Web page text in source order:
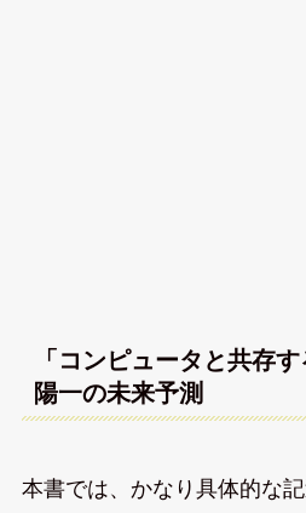
「コンピュータと共存
陽一の未来予測
本書では、かなり具体的な